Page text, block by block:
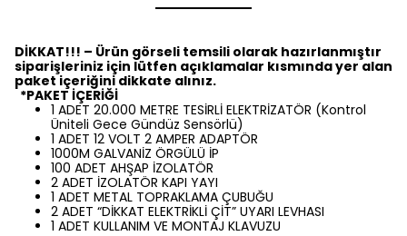
DİKKAT!!! – Ürün görseli temsili olarak hazırlanmıştır
siparişleriniz için lütfen açıklamalar kısmında yer alan
paket içeriğini dikkate alınız.
*PAKET İÇERİĞİ
1 ADET 20.000 METRE TESİRLİ ELEKTRİZATÖR (Kontrol
Üniteli Gece Gündüz Sensörlü)
1 ADET 12 VOLT 2 AMPER ADAPTÖR
1000M GALVANİZ ÖRGÜLÜ İP
100 ADET AHŞAP İZOLATÖR
2 ADET İZOLATÖR KAPI YAYI
1 ADET METAL TOPRAKLAMA ÇUBUĞU
2 ADET “DİKKAT ELEKTRİKLİ ÇİT” UYARI LEVHASI
1 ADET KULLANIM VE MONTAJ KLAVUZU